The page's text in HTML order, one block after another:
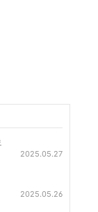
2025.05.27
2025.05.26